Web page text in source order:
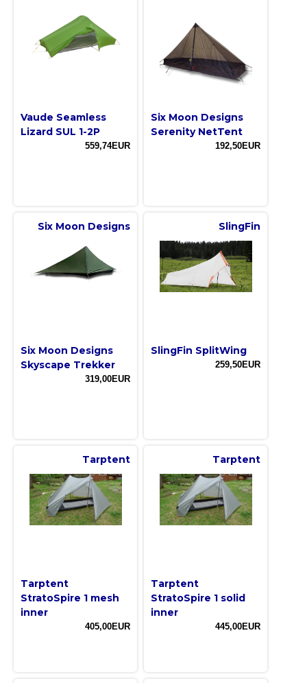
Vaude Seamless
Lizard SUL 1-2P
559,74EUR
Six Moon Designs
Serenity NetTent
192,50EUR
Six Moon Designs
Six Moon Designs
Skyscape Trekker
319,00EUR
SlingFin
SlingFin SplitWing
259,50EUR
Tarptent
Tarptent
StratoSpire 1 mesh
inner
405,00EUR
Tarptent
Tarptent
StratoSpire 1 solid
inner
445,00EUR